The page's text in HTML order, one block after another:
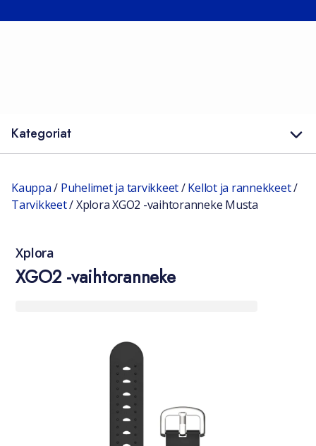
Kategoriat
Kauppa/ Puhelimet ja tarvikkeet/Kellot ja rannekkeet/
Tarvikkeet/Xplora XGO2 -vaihtoranneke Musta
Xplora
XGO2 -vaihtoranneke